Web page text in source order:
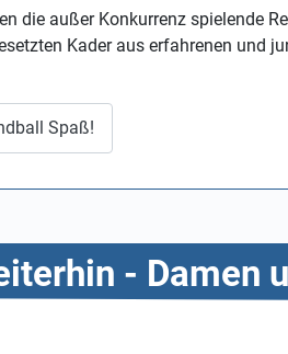
die außer Konkurrenz spielende
Kader aus erfahrenen und
Spaß!
- Damen